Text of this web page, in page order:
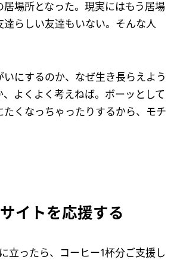
居場所となった。現実にはもう居場
達らしい友達もいない。そんな人
いにするのか、なぜ生き長らえよう
、よくよく考えねば。ボーッとして
たくなっちゃったりするから、モチ
イトを応援する
立ったら、コーヒー1杯分ご支援し